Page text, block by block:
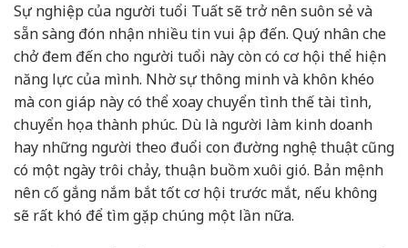
Sự nghiệp của người tuổi Tuất sẽ trở nên suôn sẻ và
sẵn sàng đón nhận nhiều tin vui ập đến. Quý nhân che
chở đem đến cho người tuổi này còn có cơ hội thể hiện
năng lực của mình. Nhờ sự thông minh và khôn khéo
mà con giáp này có thể xoay chuyển tình thế tài tình,
chuyển họa thành phúc. Dù là người làm kinh doanh
hay những người theo đuổi con đường nghệ thuật cũng
có một ngày trôi chảy, thuận buồm xuôi gió. Bản mệnh
nên cố gắng nắm bắt tốt cơ hội trước mắt, nếu không
sẽ rất khó để tìm gặp chúng một lần nữa.